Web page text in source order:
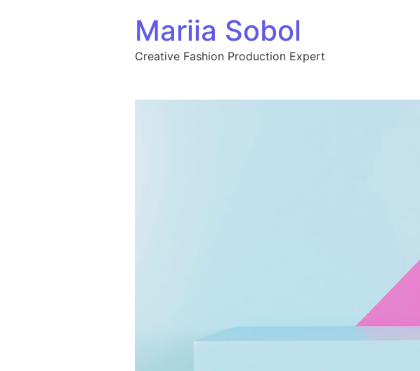
Mariia Sobol
Creative Fashion Production Expert